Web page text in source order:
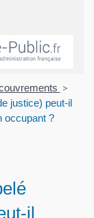
>
justice) peut-il
occupant ?
il